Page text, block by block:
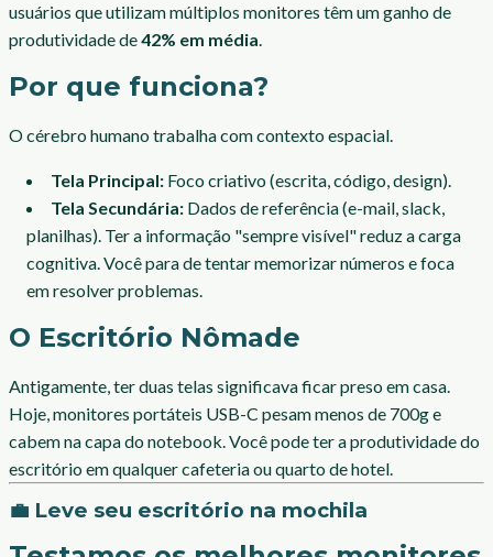
usuários que utilizam múltiplos monitores têm um ganho de
produtividade de42% em média.
Por que funciona?
O cérebro humano trabalha com contexto espacial.
Tela Principal: Foco criativo (escrita, código, design).
Tela Secundária: Dados de referência (e-mail, slack,
planilhas). Ter a informação "sempre visível" reduz a carga
cognitiva. Você para de tentar memorizar números e foca
em resolver problemas.
O Escritório Nômade
Antigamente, ter duas telas significava ficar preso em casa.
Hoje, monitores portáteis USB-C pesam menos de 700g e
cabem na capa do notebook. Você pode ter a produtividade do
escritório em qualquer cafeteria ou quarto de hotel.
💼 Leve seu escritório na mochila